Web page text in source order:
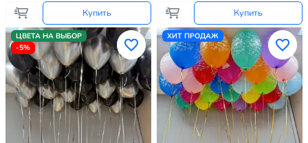
Купить Купить
ЦВЕТА НА ВЫБОР
-5%
ХИТ ПРОДАЖ